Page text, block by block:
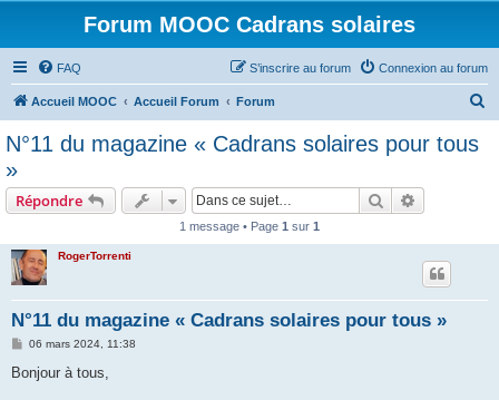
Forum MOOC Cadrans solaires
FAQ Connexion au forum
S’inscrire au forum
Accueil MOOC Accueil Forum Forum
N°11 du magazine « Cadrans solaires pour tous
»
Répondre Rechercher
1 message • Page 1 sur 1
RogerTorrenti
N°11 du magazine « Cadrans solaires pour tous »
M
s
06 mars 2024, 11:38
Bonjour à tous,